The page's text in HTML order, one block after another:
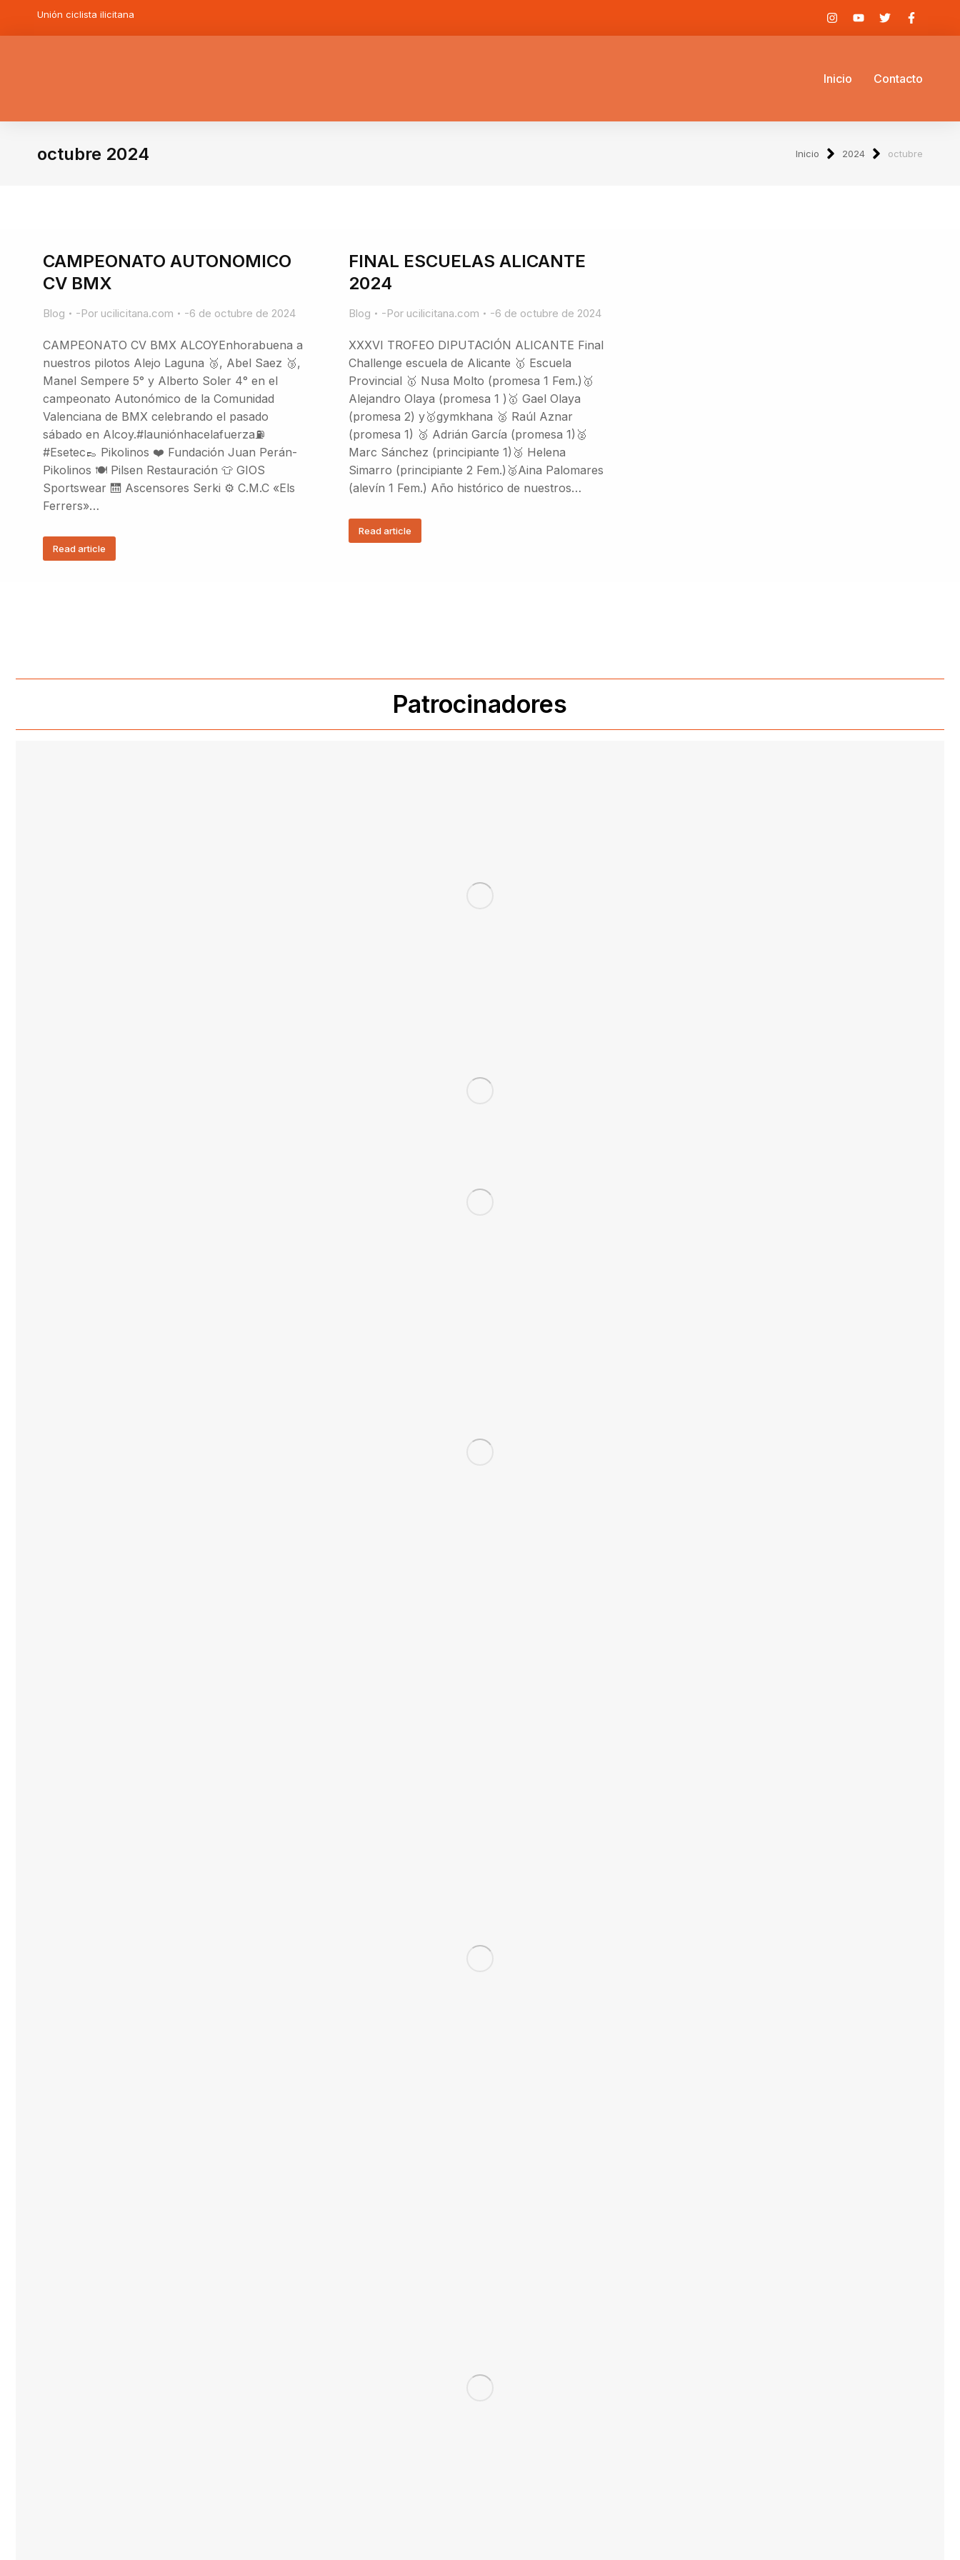
Unión ciclista ilicitana
Inicio Contacto
octubre 2024 Inicio 2024 octubre
CAMPEONATO AUTONOMICO
CV BMX
Blog Por ucilicitana.com 6 de octubre de 2024
CAMPEONATO CV BMX ALCOYEnhorabuena a
nuestros pilotos Alejo Laguna 🥉, Abel Saez 🥉,
Manel Sempere 5° y Alberto Soler 4° en el
campeonato Autonómico de la Comunidad
Valenciana de BMX celebrando el pasado
sábado en Alcoy.#launiónhacelafuerza⛽
#Esetec👞 Pikolinos ❤️ Fundación Juan Perán-
Pikolinos 🍽️ Pilsen Restauración 👕 GIOS
Sportswear 🛗 Ascensores Serki ⚙️ C.M.C «Els
Ferrers»…
Read article
FINAL ESCUELAS ALICANTE
2024
Blog Por ucilicitana.com 6 de octubre de 2024
XXXVI TROFEO DIPUTACIÓN ALICANTE Final
Challenge escuela de Alicante 🥇 Escuela
Provincial 🥇 Nusa Molto (promesa 1 Fem.)🥇
Alejandro Olaya (promesa 1 )🥇 Gael Olaya
(promesa 2) y🥇gymkhana 🥈 Raúl Aznar
(promesa 1) 🥉 Adrián García (promesa 1)🥈
Marc Sánchez (principiante 1)🥉 Helena
Simarro (principiante 2 Fem.)🥈Aina Palomares
(alevín 1 Fem.) Año histórico de nuestros…
Read article
Patrocinadores